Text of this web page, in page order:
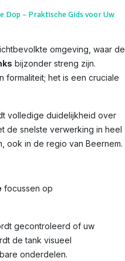
Dop – Praktische Gids voor Uw
omgeving, waar de
bijzonder streng zijn.
formaliteit; het is een cruciale
volledige duidelijkheid over
de snelste verwerking in heel
ook in de regio van Beernem.
focussen op
gecontroleerd of uw
de tank visueel
onderdelen.